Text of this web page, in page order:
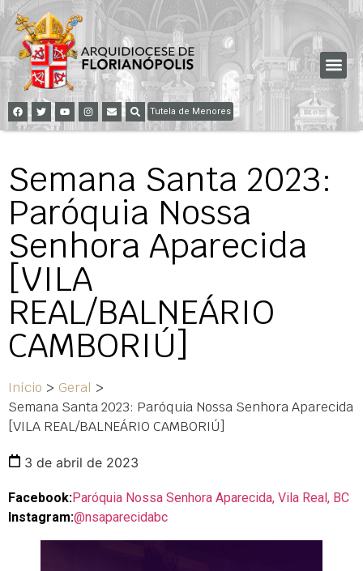
Tutela de Menores
Semana Santa 2023:
Paróquia Nossa
Senhora Aparecida
[VILA
REAL/BALNEÁRIO
CAMBORIÚ]
Início > Geral >
Semana Santa 2023: Paróquia Nossa Senhora Aparecida
[VILA REAL/BALNEÁRIO CAMBORIÚ]
3 de abril de 2023
Facebook:Paróquia Nossa Senhora Aparecida, Vila Real, BC
Instagram:@nsaparecidabc